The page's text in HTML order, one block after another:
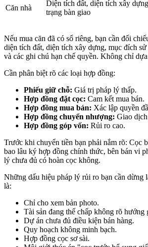
Căn nhà
Diện tích đất, diện tích xây
trạng bàn giao
Nếu mua căn đã có sổ riêng, bạn cần đối
diện tích đất, diện tích xây dựng, mục đích
và các ghi chú hạn chế quyền. Không chỉ
Cần phân biệt rõ các loại hợp đồng:
Phiếu giữ chỗ: Giá trị pháp lý thấp.
Hợp đồng đặt cọc: Cam kết mua bán.
Hợp đồng mua bán: Xác lập quyền
Hợp đồng chuyển nhượng: Giao
Hợp đồng góp vốn: Rủi ro cao.
Trước khi chuyển tiền bạn phải nắm rõ: Cọc
bao lâu ký hợp đồng chính thức, bên bán vi
lý chưa đủ có hoàn cọc không.
Những dấu hiệu pháp lý rủi ro bạn cần dừng
là:
Chỉ cho xem bản photo.
Tài sản đang thế chấp không rõ hướng
Dự án chưa đủ điều kiện bán hàng.
Quy hoạch không minh bạch.
Hợp đồng cọc sơ sài.